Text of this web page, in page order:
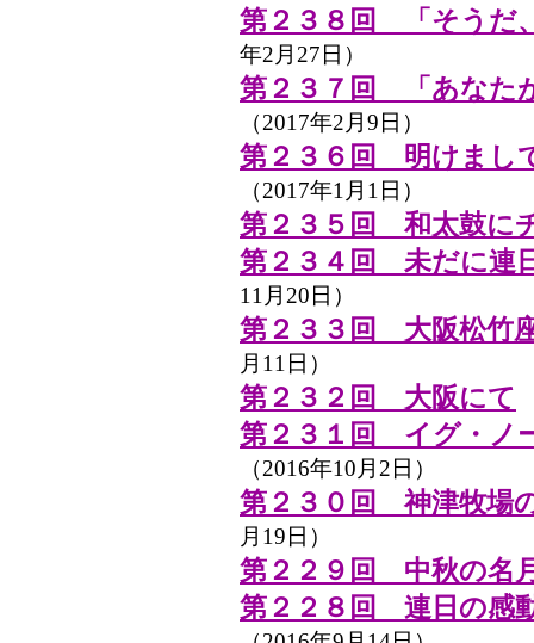
第２３８回 「そうだ
年2月27日）
第２３７回 「あなた
（2017年2月9日）
第２３６回 明けまし
（2017年1月1日）
第２３５回 和太鼓に
第２３４回 未だに連
11月20日）
第２３３回 大阪松竹
月11日）
第２３２回 大阪にて
第２３１回 イグ・ノ
（2016年10月2日）
第２３０回 神津牧場
月19日）
第２２９回 中秋の名
第２２８回 連日の感